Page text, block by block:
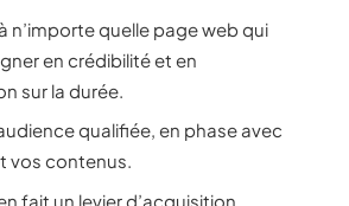
n’importe quelle page web qui
en crédibilité et en
sur la durée.
qualifiée, en phase avec
vos contenus.
fait un levier d’acquisition